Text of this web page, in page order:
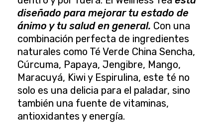
diseñado para mejorar tu estado de
ánimo y tu salud en general. Con una
combinación perfecta de ingredientes
naturales como Té Verde China Sencha,
Cúrcuma, Papaya, Jengibre, Mango,
Maracuyá, Kiwi y Espirulina, este té no
solo es una delicia para el paladar, sino
también una fuente de vitaminas,
antioxidantes y energía.